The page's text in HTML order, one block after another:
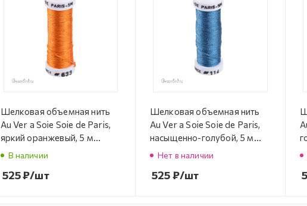
Шелковая объемная нить
Au Ver a Soie Soie de Paris,
яркий оранжевый, 5 м
(#633)
В наличии
525₽/шт
Шелковая объемная нить
Au Ver a Soie Soie de Paris,
насыщенно-голубой, 5 м
(#114)
Нет в наличии
525₽/шт